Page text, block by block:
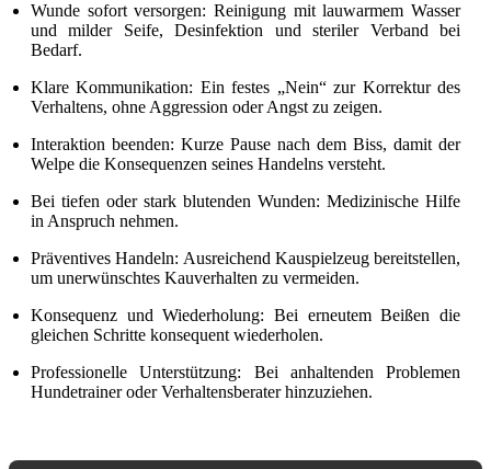
Wunde sofort versorgen: Reinigung mit lauwarmem Wasser
und milder Seife, Desinfektion und steriler Verband bei
Bedarf.
Klare Kommunikation: Ein festes „Nein“ zur Korrektur des
Verhaltens, ohne Aggression oder Angst zu zeigen.
Interaktion beenden: Kurze Pause nach dem Biss, damit der
Welpe die Konsequenzen seines Handelns versteht.
Bei tiefen oder stark blutenden Wunden: Medizinische Hilfe
in Anspruch nehmen.
Präventives Handeln: Ausreichend Kauspielzeug bereitstellen,
um unerwünschtes Kauverhalten zu vermeiden.
Konsequenz und Wiederholung: Bei erneutem Beißen die
gleichen Schritte konsequent wiederholen.
Professionelle Unterstützung: Bei anhaltenden Problemen
Hundetrainer oder Verhaltensberater hinzuziehen.